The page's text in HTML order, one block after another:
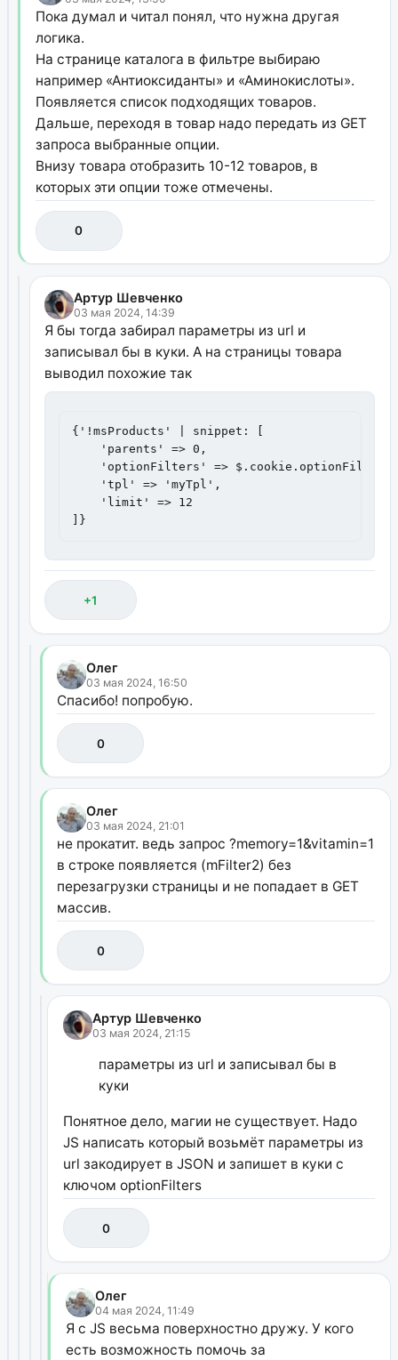
Пока думал и читал понял, что нужна другая
логика.
На странице каталога в фильтре выбираю
например «Антиоксиданты» и «Аминокислоты».
Появляется список подходящих товаров.
Дальше, переходя в товар надо передать из GET
запроса выбранные опции.
Внизу товара отобразить 10-12 товаров, в
которых эти опции тоже отмечены.
0
Артур Шевченко
03 мая 2024, 14:39
Я бы тогда забирал параметры из url и
записывал бы в куки. А на страницы товара
выводил похожие так
{'!msProducts' | snippet: [
    'parents' => 0,
    'optionFilters' => $.cookie.optionFilters
    'tpl' => 'myTpl',
    'limit' => 12
]}
+1
Олег
03 мая 2024, 16:50
Спасибо! попробую.
0
Олег
03 мая 2024, 21:01
не прокатит. ведь запрос ?memory=1&vitamin=1
в строке появляется (mFilter2) без
перезагрузки страницы и не попадает в GET
массив.
0
Артур Шевченко
03 мая 2024, 21:15
параметры из url и записывал бы в
куки
Понятное дело, магии не существует. Надо
JS написать который возьмёт параметры из
url закодирует в JSON и запишет в куки с
ключом optionFilters
0
Олег
04 мая 2024, 11:49
Я с JS весьма поверхностно дружу. У кого
есть возможность помочь за